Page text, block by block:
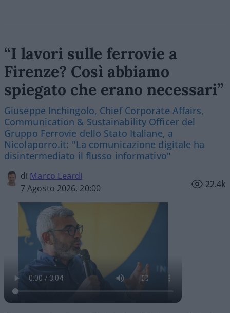
“I lavori sulle ferrovie a
Firenze? Così abbiamo
spiegato che erano necessari”
Giuseppe Inchingolo, Chief Corporate Affairs,
Communication & Sustainability Officer del
Gruppo Ferrovie dello Stato Italiane, a
Nicolaporro.it: "La comunicazione digitale ha
disintermediato il flusso informativo"
di Marco Leardi
7 Agosto 2026, 20:00
22.4k